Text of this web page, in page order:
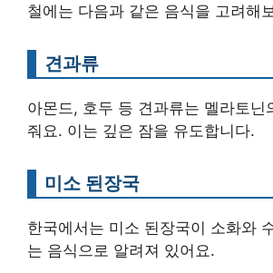
철에는 다음과 같은 음식을 고려해
견과류
아몬드, 호두 등 견과류는 멜라토닌
줘요. 이는 깊은 잠을 유도합니다.
미소 된장국
한국에서는 미소 된장국이 소화와
는 음식으로 알려져 있어요.